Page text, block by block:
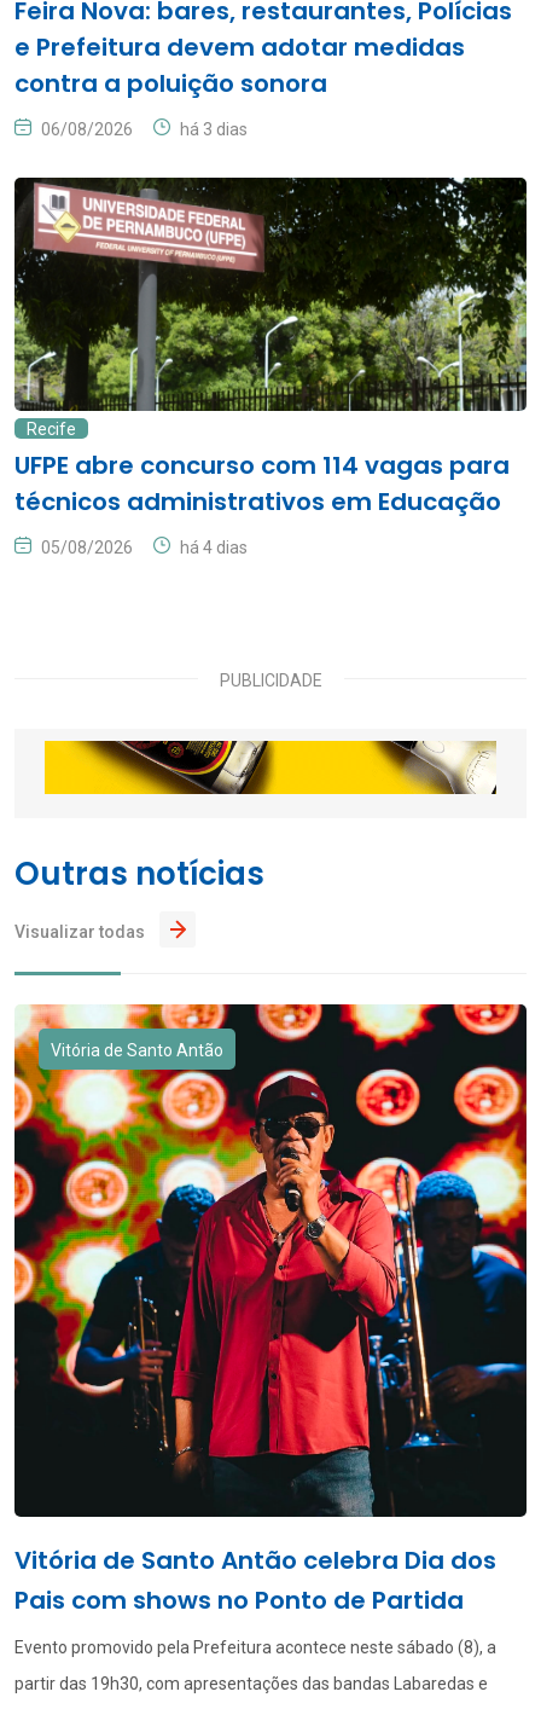
Feira Nova: bares, restaurantes, Polícias
e Prefeitura devem adotar medidas
contra a poluição sonora
06/08/2026 há 3 dias
Recife
UFPE abre concurso com 114 vagas para
técnicos administrativos em Educação
05/08/2026 há 4 dias
PUBLICIDADE
Outras notícias
Visualizar todas
Vitória de Santo Antão
Vitória de Santo Antão celebra Dia dos
Pais com shows no Ponto de Partida
Evento promovido pela Prefeitura acontece neste sábado (8), a
partir das 19h30, com apresentações das bandas Labaredas e